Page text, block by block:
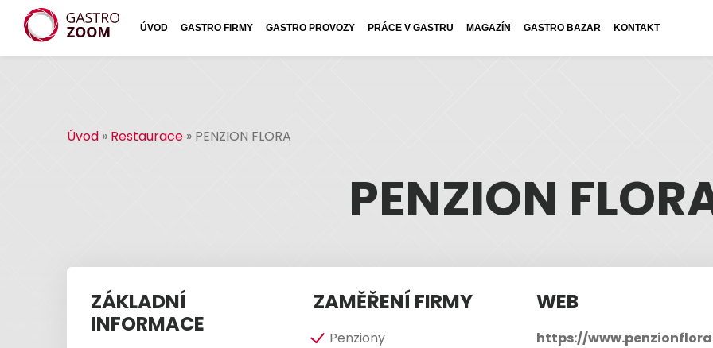
ÚVOD GASTRO FIRMY GASTRO PROVOZY PRÁCE V GASTRU MAGAZÍN GASTRO BAZAR KONTAKT
Úvod » Restaurace » PENZION FLORA
PENZION
ZÁKLADNÍ
INFORMACE
ZAMĚŘENÍ FIRMY
Penziony
WEB
https://